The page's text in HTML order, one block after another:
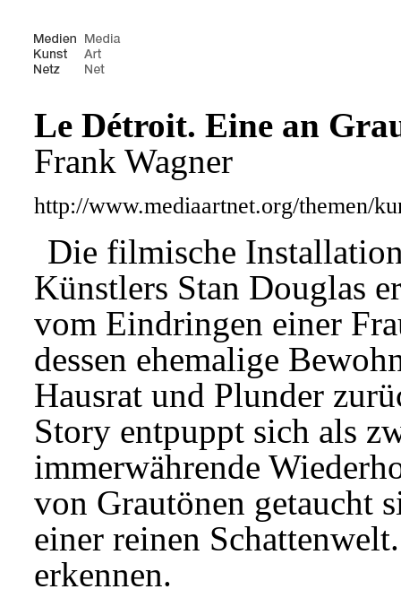
Le Détroit. Eine an
Frank Wagner
http://www.mediaartnet.org/themen/
Die filmische
Künstlers Stan Douglas
vom Eindringen einer
dessen ehemalige
Hausrat und Plunder
Story entpuppt sich als
immerwährende
von Grautönen getaucht
einer reinen
erkennen.